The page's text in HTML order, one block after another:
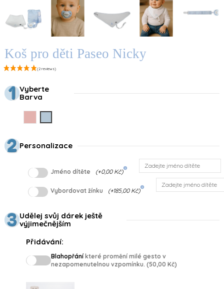
Koš pro děti Paseo Nicky
Vyberte
Barva
Personalizace
Jméno dítěte (+0,00 Kč)info
Vybordovat žínku (+185,00 Kč)info
Udělej svůj dárek ještě
výjimečnějším
Přidávání:
Blahopřání které promění milé gesto v
nezapomenutelnou vzpomínku. (50,00 Kč)